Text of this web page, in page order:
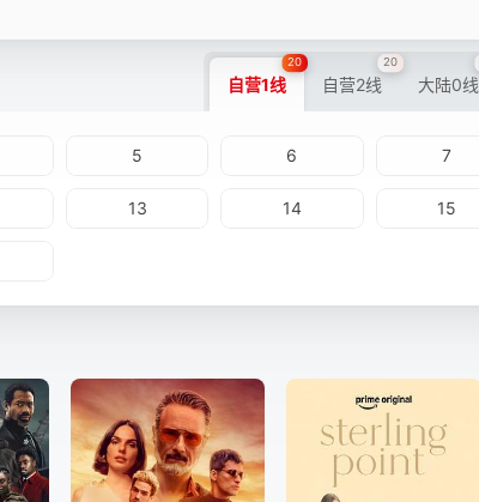
自营1线
20
自营2线
20
大陆0线
5 6 7
13 14 15